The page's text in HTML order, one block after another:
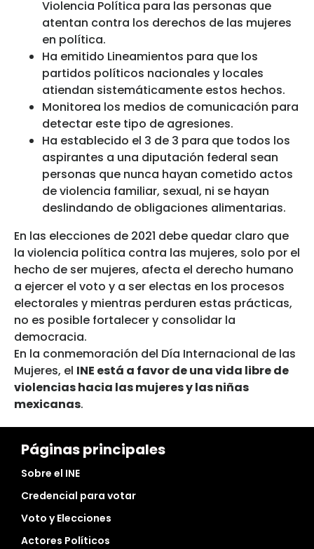
Violencia Política para las personas que
atentan contra los derechos de las mujeres
en política.
Ha emitido Lineamientos para que los
partidos políticos nacionales y locales
atiendan sistemáticamente estos hechos.
Monitorea los medios de comunicación para
detectar este tipo de agresiones.
Ha establecido el 3 de 3 para que todos los
aspirantes a una diputación federal sean
personas que nunca hayan cometido actos
de violencia familiar, sexual, ni se hayan
deslindando de obligaciones alimentarias.
En las elecciones de 2021 debe quedar claro que
la violencia política contra las mujeres, solo por el
hecho de ser mujeres, afecta el derecho humano
a ejercer el voto y a ser electas en los procesos
electorales y mientras perduren estas prácticas,
no es posible fortalecer y consolidar la
democracia.
En la conmemoración del Día Internacional de las
Mujeres, el INE está a favor de una vida libre de
violencias hacia las mujeres y las niñas
mexicanas.
Páginas principales
Sobre el INE
Credencial para votar
Voto y Elecciones
Actores Políticos